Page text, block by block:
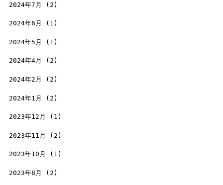
2024年7月 (2)
2024年6月 (1)
2024年5月 (1)
2024年4月 (2)
2024年2月 (2)
2024年1月 (2)
2023年12月 (1)
2023年11月 (2)
2023年10月 (1)
2023年8月 (2)